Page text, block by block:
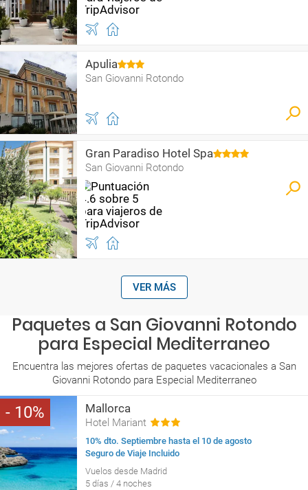
Apulia
San Giovanni Rotondo
Gran Paradiso Hotel Spa
San Giovanni Rotondo
VER MÁS
Paquetes a San Giovanni Rotondo
para Especial Mediterraneo
Encuentra las mejores ofertas de paquetes vacacionales a San
Giovanni Rotondo para Especial Mediterraneo
10 Mallorca
Hotel Mariant
10% dto. Septiembre hasta el 10 de agosto
Seguro de Viaje Incluido
Vuelos desde Madrid
5 días / 4 noches